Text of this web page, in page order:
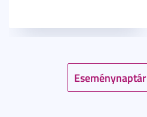
Eseménynaptár